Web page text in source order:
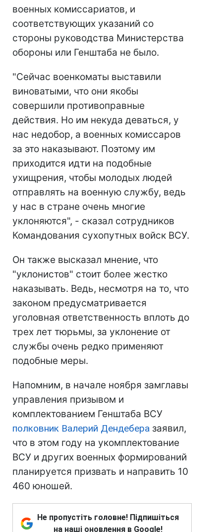
военных комиссариатов, и
соответствующих указаний со
стороны руководства Министерства
обороны или Генштаба не было.
"Сейчас военкоматы выставили
виноватыми, что они якобы
совершили противоправные
действия. Но им некуда деваться, у
нас недобор, а военных комиссаров
за это наказывают. Поэтому им
приходится идти на подобные
ухищрения, чтобы молодых людей
отправлять на военную службу, ведь
у нас в стране очень многие
уклоняются", - сказал сотрудников
Командования сухопутных войск ВСУ.
Он также высказал мнение, что
"уклонистов" стоит более жестко
наказывать. Ведь, несмотря на то, что
законом предусматривается
уголовная ответственность вплоть до
трех лет тюрьмы, за уклонение от
службы очень редко применяют
подобные меры.
Напомним, в начале ноября замглавы
управления призывом и
комплектованием Генштаба ВСУ
полковник Валерий Дендебера заявил,
что в этом году на укомплектование
ВСУ и других военных формирований
планируется призвать и направить 10
460 юношей.
Не пропустіть головне! Підпишіться
на наші оновлення в Google!